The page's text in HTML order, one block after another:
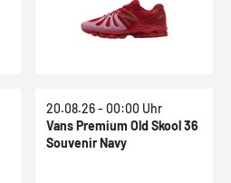
20.08.26 - 00:00 Uhr
Vans Premium Old Skool 36
Souvenir Navy